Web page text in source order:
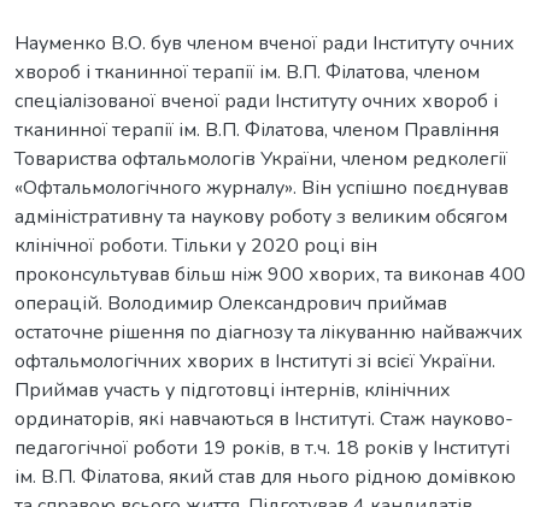
Науменко В.О. був членом вченої ради Інституту очних
хвороб і тканинної терапії ім. В.П. Філатова, членом
спеціалізованої вченої ради Інституту очних хвороб і
тканинної терапії ім. В.П. Філатова, членом Правління
Товариства офтальмологів України, членом редколегії
«Офтальмологічного журналу». Він успішно поєднував
адміністративну та наукову роботу з великим обсягом
клінічної роботи. Тільки у 2020 році він
проконсультував більш ніж 900 хворих, та виконав 400
операцій. Володимир Олександрович приймав
остаточне рішення по діагнозу та лікуванню найважчих
офтальмологічних хворих в Інституті зі всієї України.
Приймав участь у підготовці інтернів, клінічних
ординаторів, які навчаються в Інституті. Стаж науково-
педагогічної роботи 19 років, в т.ч. 18 років у Інституті
ім. В.П. Філатова, який став для нього рідною домівкою